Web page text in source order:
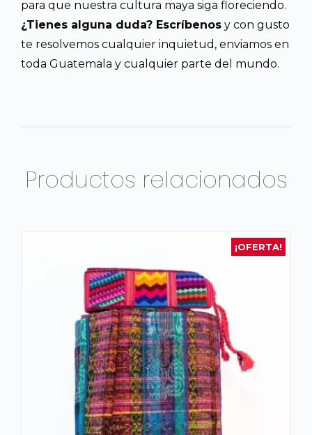
para que nuestra cultura maya siga floreciendo.
¿Tienes alguna duda? Escríbenos y con gusto
te resolvemos cualquier inquietud, enviamos en
toda Guatemala y cualquier parte del mundo.
Productos relacionados
¡OFERTA!